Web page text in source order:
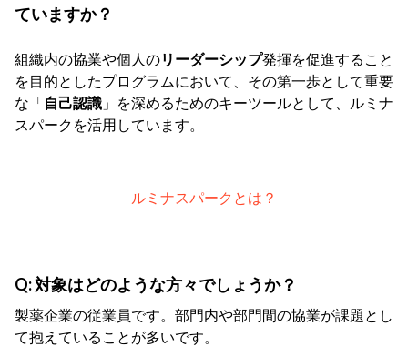
ていますか？
組織内の協業や個人のリーダーシップ発揮を促進すること
を目的としたプログラムにおいて、その第一歩として重要
な「自己認識 」を深めるためのキーツールとして、ルミナ
スパークを活用しています。
ルミナスパークとは？
Q:対象はどのような方々でしょうか？
製薬企業の従業員です。部門内や部門間の協業が課題とし
て抱えていることが多いです。